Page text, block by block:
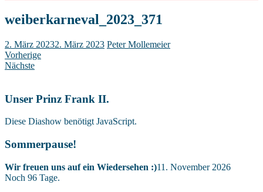
weiberkarneval_2023_371
2. März 20232. März 2023 Peter Mollemeier
Vorherige
Nächste
Unser Prinz Frank II.
Diese Diashow benötigt JavaScript.
Sommerpause!
Wir freuen uns auf ein Wiedersehen :)11. November 2026
Noch 96 Tage.